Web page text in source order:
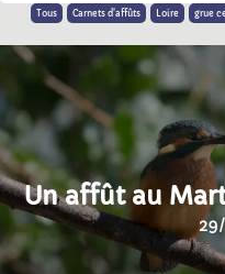
Tous Carnets d'affûts Loire grue
Un affût au